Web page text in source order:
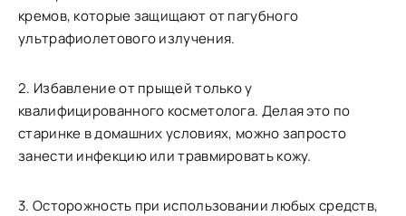
кремов, которые защищают от пагубного
ультрафиолетового излучения.
2. Избавление от прыщей только у
квалифицированного косметолога. Делая это по
старинке в домашних условиях, можно запросто
занести инфекцию или травмировать кожу.
3. Осторожность при использовании любых средств,